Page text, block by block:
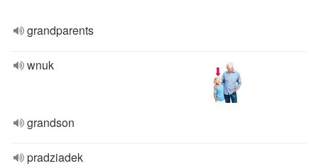
grandparents
wnuk
grandson
pradziadek